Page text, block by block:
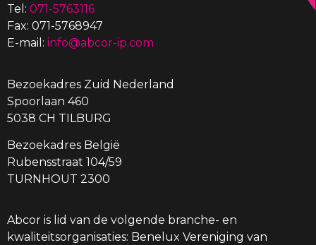
Tel: 071-5763116
Fax: 071-5768947
E-mail: info@abcor-ip.com
Bezoekadres Zuid Nederland
Spoorlaan 460
5038 CH TILBURG
Bezoekadres België
Rubensstraat 104/59
TURNHOUT 2300
Abcor is lid van de volgende branche- en
kwaliteitsorganisaties: Benelux Vereniging van